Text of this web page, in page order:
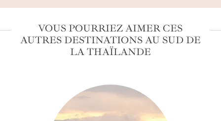
VOUS POURRIEZ AIMER CES
AUTRES DESTINATIONS AU SUD DE
LA THAÏLANDE